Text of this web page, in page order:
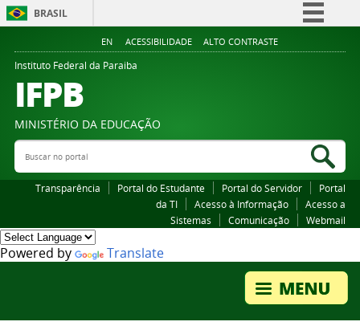
BRASIL
Simplifique!
Legislação
EN ACESSIBILIDADE ALTO CONTRASTE
Instituto Federal da Paraiba
IFPB
MINISTÉRIO DA EDUCAÇÃO
Buscar no portal
Transparência Portal do Estudante Portal do Servidor
Portal
da TI
Acesso à Informação
Acesso a
Sistemas
Comunicação Webmail
Powered by Translate